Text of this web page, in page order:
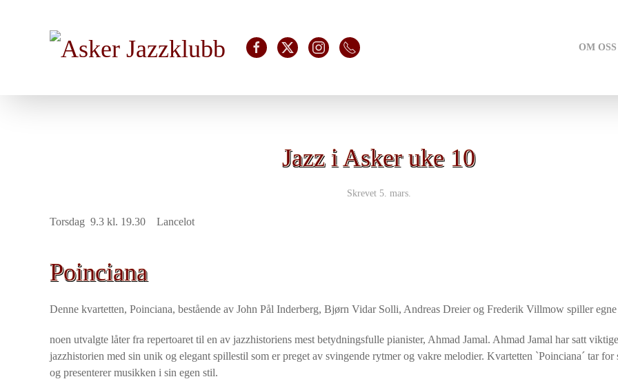
Skip to main content
OM OSS
Jazz i Asker uke 10
Skrevet 5. mars.
Torsdag 9.3 kl. 19.30 Lancelot
Poinciana
Denne kvartetten, Poinciana, bestående av John Pål Inderberg, Bjørn Vidar Solli, Andreas Dreier og Frederik Villmow spiller
noen utvalgte låter fra repertoaret til en av jazzhistoriens mest betydningsfulle pianister, Ahmad Jamal. Ahmad Jamal har satt
jazzhistorien med sin unik og elegant spillestil som er preget av svingende rytmer og vakre melodier. Kvartetten `Poinciana´ tar for
og presenterer musikken i sin egen stil.